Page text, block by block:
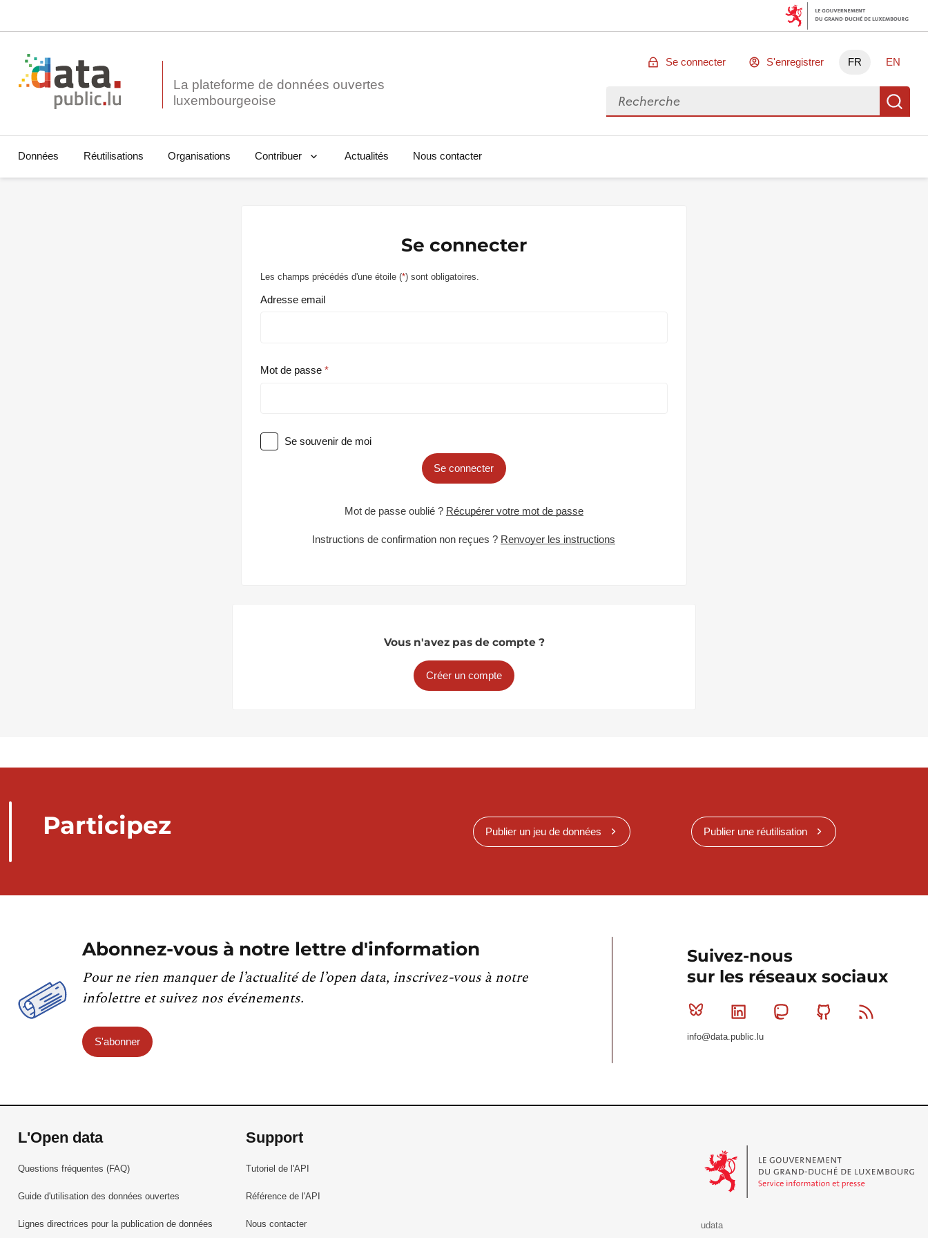
La plateforme de données ouvertes
Se connecter S'enregistrer FR EN
Rechercher des données
Données Réutilisations Organisations Contribuer Actualités Nous contacter
Se connecter
Les champs précédés d'une étoile (*) sont obligatoires.
Adresse email
Mot de passe
Se souvenir de moi
Se connecter
Mot de passe oublié ? Récupérer votre mot de passe
Instructions de confirmation non reçues ? Renvoyer les instructions
Vous n'avez pas de compte ?
Créer un compte
Participez Publier un jeu de données Publier une réutilisation
Abonnez-vous à notre lettre d'information
Pour ne rien manquer de l’actualité de l’open data, inscrivez-vous à notre
infolettre et suivez nos événements.
S'abonner
Suivez-nous
sur les réseaux sociaux
Bluesky Linkedin MastodonGithub
info@data.public.lu
L'Open data
Questions fréquentes (FAQ)
Guide d'utilisation des données ouvertes
Lignes directrices pour la publication de données
Support
Tutoriel de l'API
Référence de l'API
Nous contacter
udata